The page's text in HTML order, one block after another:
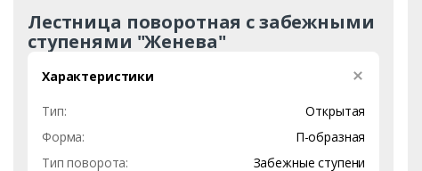
Лестница поворотная с забежными
ступенями "Женева"
Характеристики
Тип:
Открытая
Форма:
П-образная
Тип поворота:
Забежные ступени